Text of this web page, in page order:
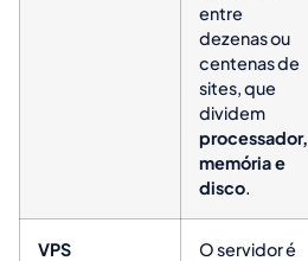
entre
dezenas ou
centenas de
sites, que
dividem
processador,
memória e
disco.
VPS
O servidor é